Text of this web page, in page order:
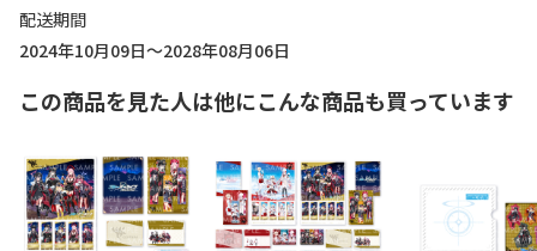
配送期間
2024年10月09日～2028年08月06日
この商品を見た人は他にこんな商品も買っています